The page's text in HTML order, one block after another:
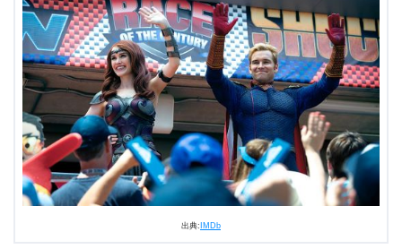
出典: IMDb